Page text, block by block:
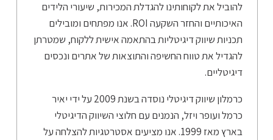
להוביל את לקוחותינו להגדלת המכירות, שיעורי הלידים
האיכותיים והחזר השקעה ROI. אנו מפתחים ומובילים
תכניות שיווק דיגיטליות בהתאמה אישית ללקוח, שמטרתן
להגדיל את טווח החשיפה והתוצאות של אתרים ונכסים
דיגיטליים.
כרמלון שיווק דיגיטלי נוסדה בשנת 2009 על ידי יאיר
כרמל ועופר ויזל, הנמנים עם חלוצי השיווק הדיגיטלי
בארץ מאז 1999. אנו מציעים אסטרטגיות להצלחה על